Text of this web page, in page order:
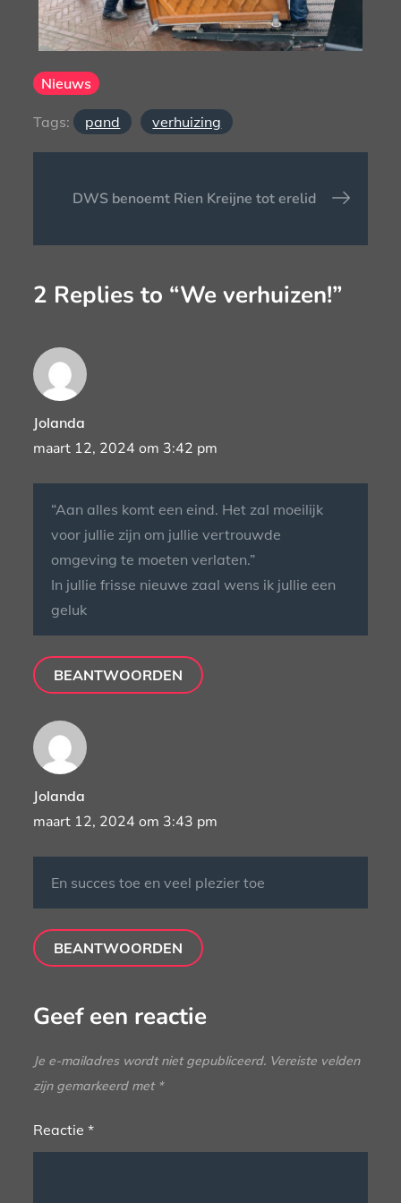
Nieuws
Tags: pand verhuizing
Bericht
navigatie
DWS benoemt Rien Kreijne tot erelid
2 Replies to “We verhuizen!”
Jolanda
maart 12, 2024 om 3:42 pm
“Aan alles komt een eind. Het zal moeilijk
voor jullie zijn om jullie vertrouwde
omgeving te moeten verlaten.”
In jullie frisse nieuwe zaal wens ik jullie een
geluk
BEANTWOORDEN
Jolanda
maart 12, 2024 om 3:43 pm
En succes toe en veel plezier toe
BEANTWOORDEN
Geef een reactie
Je e-mailadres wordt niet gepubliceerd. Vereiste velden
zijn gemarkeerd met *
Reactie*